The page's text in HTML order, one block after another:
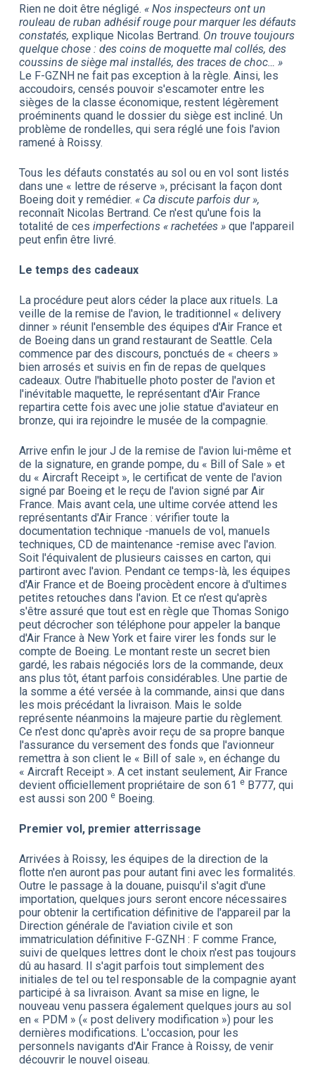
Rien ne doit être négligé. « Nos inspecteurs ont un
rouleau de ruban adhésif rouge pour marquer les défauts
constatés, explique Nicolas Bertrand. On trouve toujours
quelque chose : des coins de moquette mal collés, des
coussins de siège mal installés, des traces de choc… »
Le F-GZNH ne fait pas exception à la règle. Ainsi, les
accoudoirs, censés pouvoir s'escamoter entre les
sièges de la classe économique, restent légèrement
proéminents quand le dossier du siège est incliné. Un
problème de rondelles, qui sera réglé une fois l'avion
ramené à Roissy.
Tous les défauts constatés au sol ou en vol sont listés
dans une « lettre de réserve », précisant la façon dont
Boeing doit y remédier. « Ca discute parfois dur »,
reconnaît Nicolas Bertrand. Ce n'est qu'une fois la
totalité de ces imperfections « rachetées » que l'appareil
peut enfin être livré.
Le temps des cadeaux
La procédure peut alors céder la place aux rituels. La
veille de la remise de l'avion, le traditionnel « delivery
dinner » réunit l'ensemble des équipes d'Air France et
de Boeing dans un grand restaurant de Seattle. Cela
commence par des discours, ponctués de « cheers »
bien arrosés et suivis en fin de repas de quelques
cadeaux. Outre l'habituelle photo poster de l'avion et
l'inévitable maquette, le représentant d'Air France
repartira cette fois avec une jolie statue d'aviateur en
bronze, qui ira rejoindre le musée de la compagnie.
Arrive enfin le jour J de la remise de l'avion lui-même et
de la signature, en grande pompe, du « Bill of Sale » et
du « Aircraft Receipt », le certificat de vente de l'avion
signé par Boeing et le reçu de l'avion signé par Air
France. Mais avant cela, une ultime corvée attend les
représentants d'Air France : vérifier toute la
documentation technique -manuels de vol, manuels
techniques, CD de maintenance -remise avec l'avion.
Soit l'équivalent de plusieurs caisses en carton, qui
partiront avec l'avion. Pendant ce temps-là, les équipes
d'Air France et de Boeing procèdent encore à d'ultimes
petites retouches dans l'avion. Et ce n'est qu'après
s'être assuré que tout est en règle que Thomas Sonigo
peut décrocher son téléphone pour appeler la banque
d'Air France à New York et faire virer les fonds sur le
compte de Boeing. Le montant reste un secret bien
gardé, les rabais négociés lors de la commande, deux
ans plus tôt, étant parfois considérables. Une partie de
la somme a été versée à la commande, ainsi que dans
les mois précédant la livraison. Mais le solde
représente néanmoins la majeure partie du règlement.
Ce n'est donc qu'après avoir reçu de sa propre banque
l'assurance du versement des fonds que l'avionneur
remettra à son client le « Bill of sale », en échange du
« Aircraft Receipt ». A cet instant seulement, Air France
devient officiellement propriétaire de son 61 eB777, qui
est aussi son 200 eBoeing.
Premier vol, premier atterrissage
Arrivées à Roissy, les équipes de la direction de la
flotte n'en auront pas pour autant fini avec les formalités.
Outre le passage à la douane, puisqu'il s'agit d'une
importation, quelques jours seront encore nécessaires
pour obtenir la certification définitive de l'appareil par la
Direction générale de l'aviation civile et son
immatriculation définitive F-GZNH : F comme France,
suivi de quelques lettres dont le choix n'est pas toujours
dû au hasard. Il s'agit parfois tout simplement des
initiales de tel ou tel responsable de la compagnie ayant
participé à sa livraison. Avant sa mise en ligne, le
nouveau venu passera également quelques jours au sol
en « PDM » (« post delivery modification ») pour les
dernières modifications. L'occasion, pour les
personnels navigants d'Air France à Roissy, de venir
découvrir le nouvel oiseau.